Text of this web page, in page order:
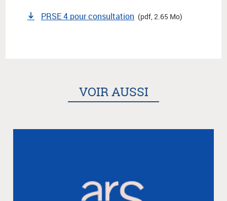
PRSE 4 pour consultation (pdf, 2.65 Mo)
VOIR AUSSI